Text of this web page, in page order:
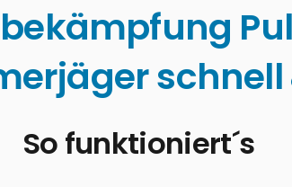
schnell
So funktioniert´s